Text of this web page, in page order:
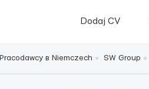
Dodaj CV
Pracodawcy в Niemczech SW Group